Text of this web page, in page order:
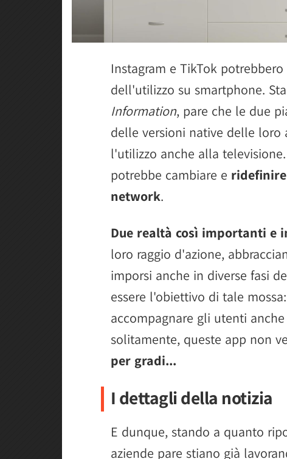
Instagram e TikTok
dell'utilizzo su smartphone.
Information, pare che le due
delle versioni native delle loro
l'utilizzo anche alla
potrebbe cambiare e
network.
Due realtà così importanti e
loro raggio d'azione,
imporsi anche in diverse fasi
essere l'obiettivo di tale
accompagnare gli utenti
solitamente, queste app non
per gradi...
I dettagli della notizia
E dunque, stando a quanto
aziende pare stiano già